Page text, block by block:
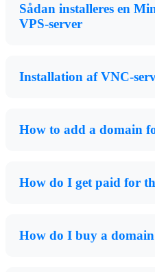
Sådan installeres en
VPS-server
Installation af VNC-
How to add a domain
How do I get paid for
How do I buy a